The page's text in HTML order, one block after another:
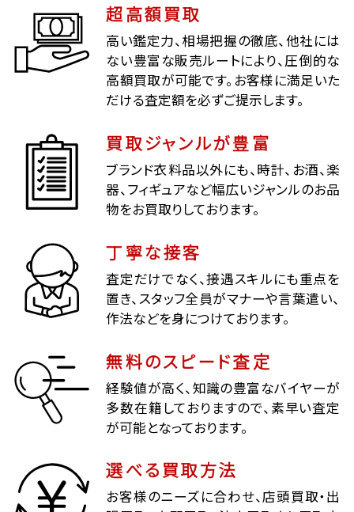
超高額買取
高い鑑定力、相場把握の徹底、他社には
ない豊富な販売ルートにより、圧倒的な
高額買取が可能です。お客様に満足いた
だける査定額を必ずご提示します。
買取ジャンルが豊富
ブランド衣料品以外にも、時計、お酒、楽
器、フィギュアなど幅広いジャンルのお品
物をお買取りしております。
丁寧な接客
査定だけでなく、接遇スキルにも重点を
置き、スタッフ全員がマナーや言葉遣い、
作法などを身につけております。
無料のスピード査定
経験値が高く、知識の豊富なバイヤーが
多数在籍しておりますので、素早い査定
が可能となっております。
選べる買取方法
お客様のニーズに合わせ、店頭買取・出